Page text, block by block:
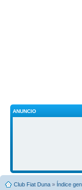
ANUNCIO
Club Fiat Duna » Índice